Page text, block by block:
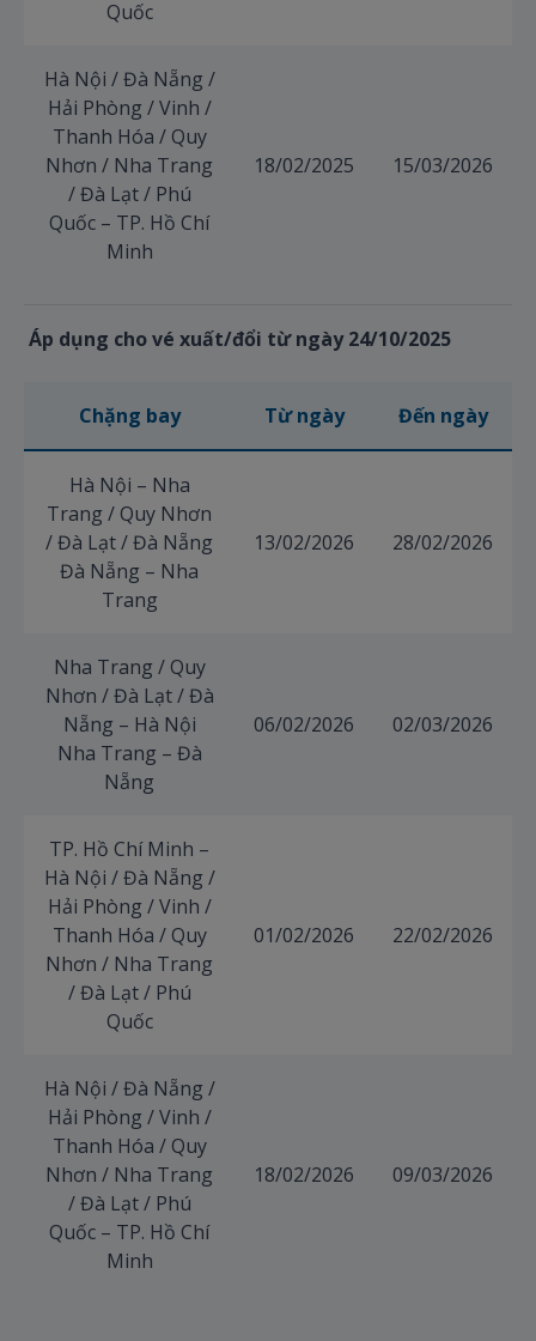
Quốc
Hà Nội / Đà Nẵng /
Hải Phòng / Vinh /
Thanh Hóa / Quy
Nhơn / Nha Trang
/ Đà Lạt / Phú
Quốc – TP. Hồ Chí
Minh
18/02/2025 15/03/2026
Áp dụng cho vé xuất/đổi từ ngày 24/10/2025
Chặng bay Từ ngày Đến ngày
Hà Nội – Nha
Trang / Quy Nhơn
/ Đà Lạt / Đà Nẵng
Đà Nẵng – Nha
Trang
13/02/2026 28/02/2026
Nha Trang / Quy
Nhơn / Đà Lạt / Đà
Nẵng – Hà Nội
Nha Trang – Đà
Nẵng
06/02/2026 02/03/2026
TP. Hồ Chí Minh –
Hà Nội / Đà Nẵng /
Hải Phòng / Vinh /
Thanh Hóa / Quy
Nhơn / Nha Trang
/ Đà Lạt / Phú
Quốc
01/02/2026 22/02/2026
Hà Nội / Đà Nẵng /
Hải Phòng / Vinh /
Thanh Hóa / Quy
Nhơn / Nha Trang
/ Đà Lạt / Phú
Quốc – TP. Hồ Chí
Minh
18/02/2026 09/03/2026